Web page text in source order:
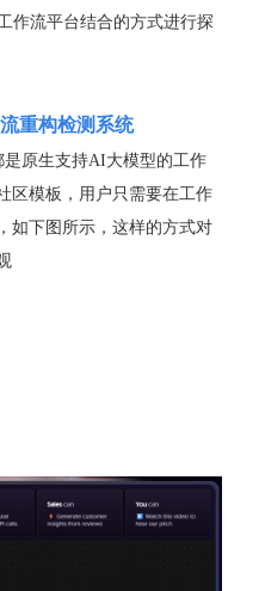
作流平台结合的方式进行探
重构检测系统
是原生支持AI大模型的工作
区模板，用户只需要在工作
如下图所示，这样的方式对